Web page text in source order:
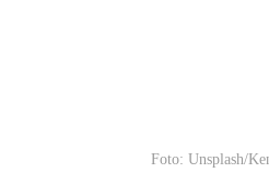
Foto: Unsplash/